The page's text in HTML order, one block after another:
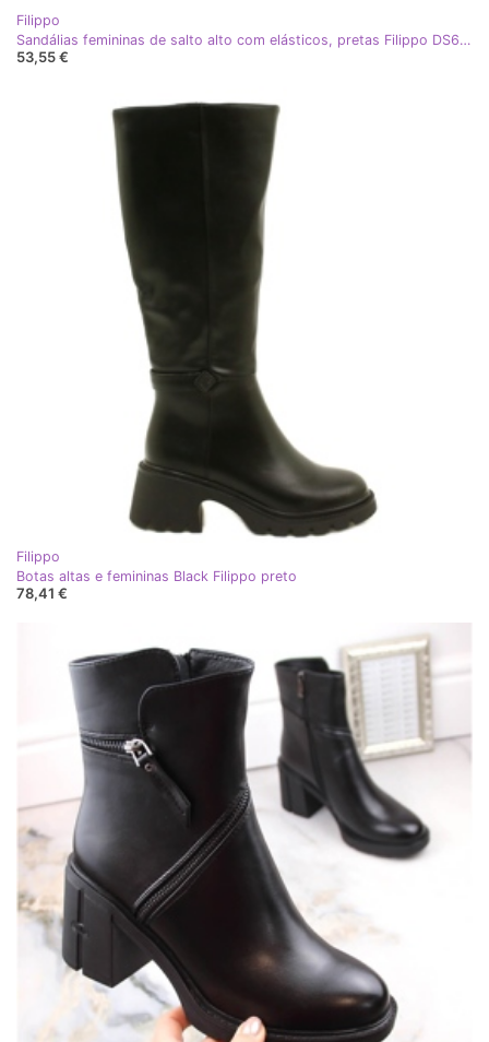
Filippo
Sandálias femininas de salto alto com elásticos, pretas Filippo DS6262 preto
53,55 €
Filippo
Botas altas e femininas Black Filippo preto
78,41 €